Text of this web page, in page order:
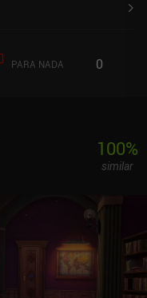
PARA NADA 0
100%
similar